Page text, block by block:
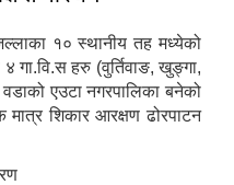
१० स्थानीय तह मध्येको
गा.वि.स हरु (वुर्तिवाङ, खुङ्गा,
एउटा नगरपालिका बनेको
शिकार आरक्षण ढोरपाटन